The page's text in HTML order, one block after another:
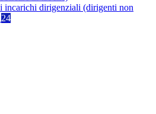
incarichi dirigenziali (dirigenti non
24